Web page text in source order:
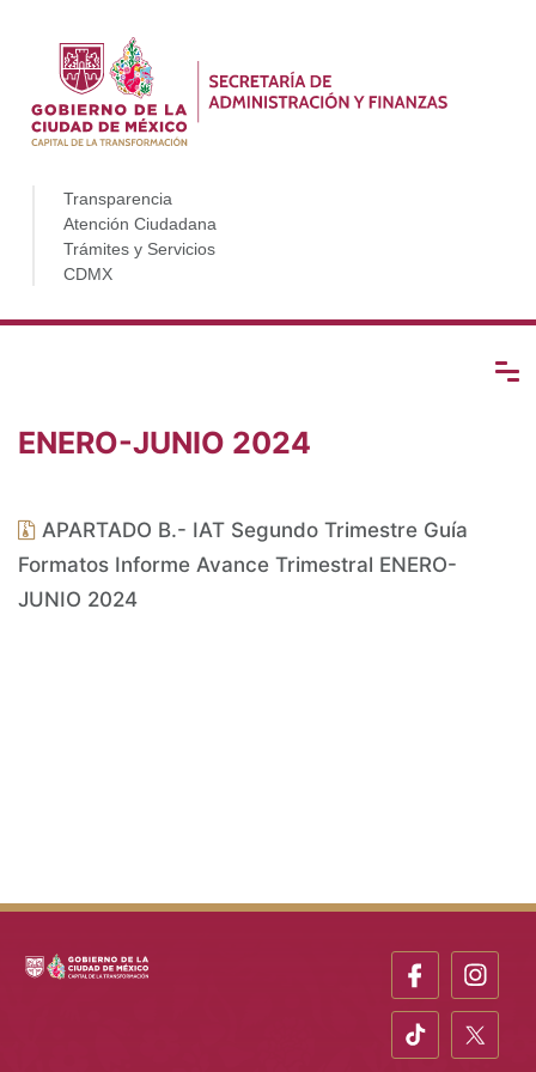
Transparencia
Atención Ciudadana
Trámites y Servicios
CDMX
ENERO-JUNIO 2024
APARTADO B.- IAT Segundo Trimestre Guía
Formatos Informe Avance Trimestral ENERO-
JUNIO 2024